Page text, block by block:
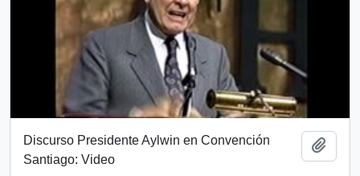
Discurso Presidente Aylwin en Convención
Santiago: Video